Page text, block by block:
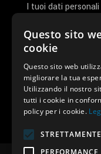
I tuoi dati
l'elaborazione
nella nostra
Ho letto e
Invia I
Questo sito
cookie
Questo sito web
migliorare la tua
Utilizzando il nostro
tutti i cookie in
policy per i cookie.
PERFORMANCE